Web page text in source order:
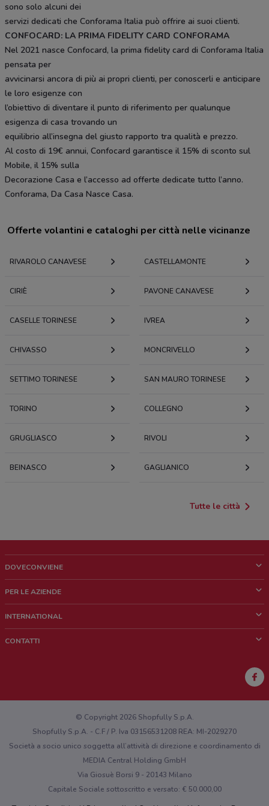
sono solo alcuni dei
servizi dedicati che Conforama Italia può offrire ai suoi clienti.
CONFOCARD: LA PRIMA FIDELITY CARD CONFORAMA
Nel 2021 nasce Confocard, la prima fidelity card di Conforama Italia
pensata per
avvicinarsi ancora di più ai propri clienti, per conoscerli e anticipare
le loro esigenze con
l’obiettivo di diventare il punto di riferimento per qualunque
esigenza di casa trovando un
equilibrio all’insegna del giusto rapporto tra qualità e prezzo.
Al costo di 19€ annui, Confocard garantisce il 15% di sconto sul
Mobile, il 15% sulla
Decorazione Casa e l’accesso ad offerte dedicate tutto l’anno.
Conforama, Da Casa Nasce Casa.
Offerte volantini e cataloghi per città nelle vicinanze
RIVAROLO CANAVESE CASTELLAMONTE
CIRIÈ PAVONE CANAVESE
CASELLE TORINESE IVREA
CHIVASSO MONCRIVELLO
SETTIMO TORINESE SAN MAURO TORINESE
TORINO COLLEGNO
GRUGLIASCO RIVOLI
BEINASCO GAGLIANICO
Tutte le città
DOVECONVIENE
Chi siamo
Lavora con noi
PER LE AZIENDE
Richieste commerciali e marketing
INTERNATIONAL
CONTATTI
Hai un malfunzionamento sul web o sull'app?
© Copyright 2026 Shopfully S.p.A.
Shopfully S.p.A. - C.F / P. Iva 03156531208 REA: MI-2029270
Società a socio unico soggetta all’attività di direzione e coordinamento di
MEDIA Central Holding GmbH
Via Giosuè Borsi 9 - 20143 Milano
Capitale Sociale sottoscritto e versato: € 50.000,00